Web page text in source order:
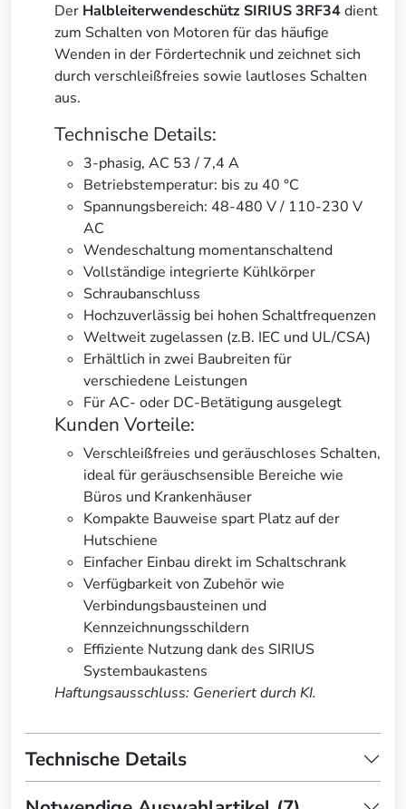
Der Halbleiterwendeschütz SIRIUS 3RF34dient
zum Schalten von Motoren für das häufige
Wenden in der Fördertechnik und zeichnet sich
durch verschleißfreies sowie lautloses Schalten
aus.
Technische Details:
3-phasig, AC 53 / 7,4 A
Betriebstemperatur: bis zu 40 °C
Spannungsbereich: 48-480 V / 110-230 V
AC
Wendeschaltung momentanschaltend
Vollständige integrierte Kühlkörper
Schraubanschluss
Hochzuverlässig bei hohen Schaltfrequenzen
Weltweit zugelassen (z.B. IEC und UL/CSA)
Erhältlich in zwei Baubreiten für
verschiedene Leistungen
Für AC- oder DC-Betätigung ausgelegt
Kunden Vorteile:
Verschleißfreies und geräuschloses Schalten,
ideal für geräuschsensible Bereiche wie
Büros und Krankenhäuser
Kompakte Bauweise spart Platz auf der
Hutschiene
Einfacher Einbau direkt im Schaltschrank
Verfügbarkeit von Zubehör wie
Verbindungsbausteinen und
Kennzeichnungsschildern
Effiziente Nutzung dank des SIRIUS
Systembaukastens
Haftungsausschluss: Generiert durch KI.
Technische Details